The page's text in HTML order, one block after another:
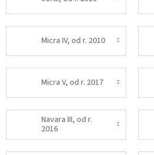
Micra IV, od r. 2010
Micra V, od r. 2017
Navara III, od r.
2016